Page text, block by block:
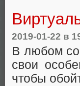
2019-01-22 в
В любом
свои
чтобы